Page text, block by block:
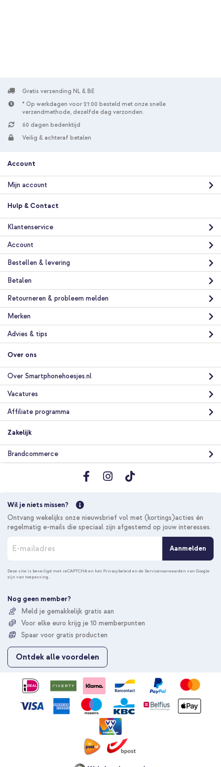
Gratis verzending NL & BE
* Op werkdagen voor 21:00 besteld met onze snelle
verzendmethode, dezelfde dag verzonden.
60 dagen bedenktijd
Veilig & achteraf betalen
Account
Mijn account
Hulp & Contact
Klantenservice
Account
Bestellen & levering
Betalen
Retourneren & probleem melden
Merken
Advies & tips
Over ons
Over Smartphonehoesjes.nl
Vacatures
Affiliate programma
Zakelijk
Brandcommerce
Wil je niets missen?
Ontvang wekelijks onze nieuwsbrief vol met (kortings)acties én
regelmatig e-mails die speciaal zijn afgestemd op jouw interesses.
n
n
e
u
o
p
z
Aanmelden
Deze site is beveiligd met reCAPTCHA en het Privacybeleid en de Servicevoorwaarden van Google
zijn van toepassing.
Nog geen member?
Meld je gemakkelijk gratis aan
Voor elke euro krijg je 10 memberpunten
Spaar voor gratis producten
Ontdek alle voordelen